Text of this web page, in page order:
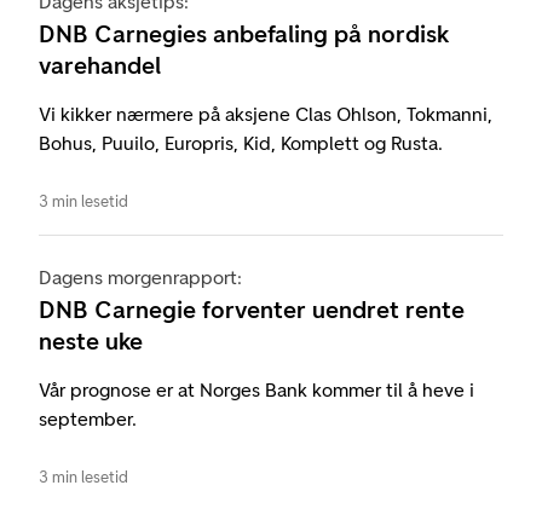
DNB Carnegies anbefaling på nordisk
varehandel
Vi kikker nærmere på aksjene Clas Ohlson, Tokmanni,
Bohus, Puuilo, Europris, Kid, Komplett og Rusta.
3 min lesetid
Dagens morgenrapport:
DNB Carnegie forventer uendret rente
neste uke
Vår prognose er at Norges Bank kommer til å heve i
september.
3 min lesetid